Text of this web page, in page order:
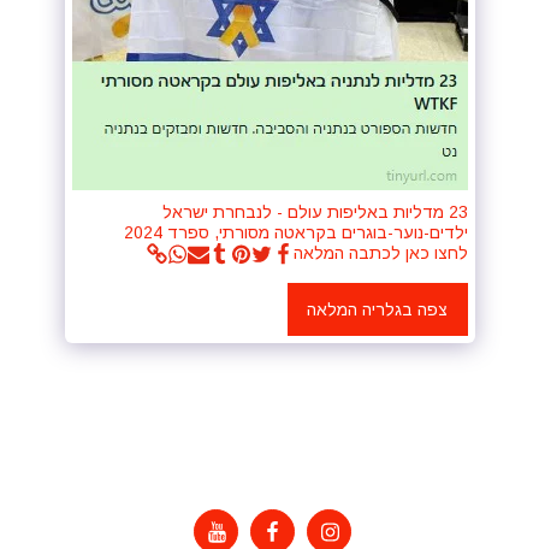
23 מדליות באליפות עולם - לנבחרת ישראל
ילדים-נוער-בוגרים בקראטה מסורתי, ספרד 2024
לחצו כאן לכתבה המלאה
צפה בגלריה המלאה